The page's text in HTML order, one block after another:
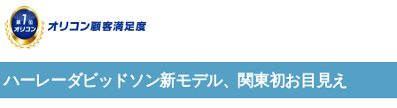
ハーレーダビッドソン新モデル、関東初お目見え